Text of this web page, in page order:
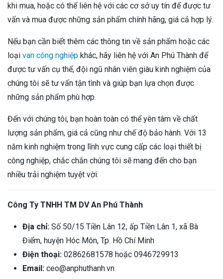
khi mua, hoặc có thể liên hệ với các cơ sở uy tín để được tư
vấn và mua được những sản phẩm chính hãng, giá cả hợp lý.
Nếu bạn cần biết thêm các thông tin về sản phẩm hoặc các
loại van công nghiệp khác, hãy liên hệ với An Phú Thành để
được tư vấn cụ thể, đội ngũ nhân viên giàu kinh nghiệm của
chúng tôi sẽ tư vấn tận tình và giúp bạn lựa chọn được
những sản phẩm phù hợp.
Đến với chúng tôi, bạn hoàn toàn có thể yên tâm về chất
lượng sản phẩm, giá cả cũng như chế độ bảo hành. Với 13
năm kinh nghiệm trong lĩnh vực cung cấp các loại thiết bị
công nghiệp, chắc chắn chúng tôi sẽ mang đến cho bạn
nhiều trải nghiệm tuyệt vời.
Công Ty TNHH TM DV An Phú Thành
Địa chỉ: Số 50/15 Tiền Lân 12, ấp Tiền Lân 1, xã Bà
Điểm, huyện Hóc Môn, Tp. Hồ Chí Minh
Điện thoại: 02862681578 hoặc 0946729913
Email: ceo@anphuthanh.vn